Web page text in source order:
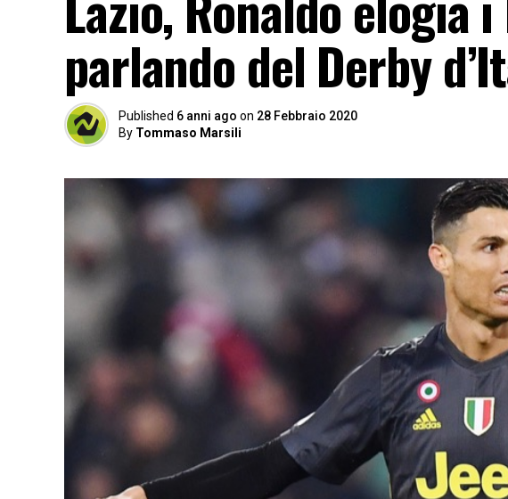
parlando del Derby
Published 6 anni ago on 28 Febbraio 2020
By Tommaso Marsili